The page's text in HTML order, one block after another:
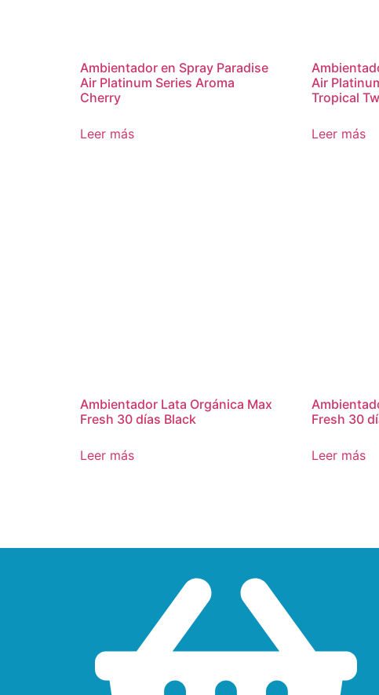
Ambientador en Spray Paradise
Air Platinum Series Aroma
Cherry
Leer más
Air
Tropical
Leer más
Ambientador Lata Orgánica Max
Fresh 30 días Black
Leer más
Fresh 30
Leer más